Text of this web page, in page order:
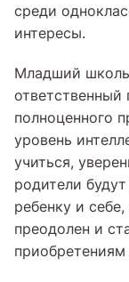
среди
интересы.
Младший
ответственный
полноценного
уровень
учиться,
родители
ребенку и
преодолен и